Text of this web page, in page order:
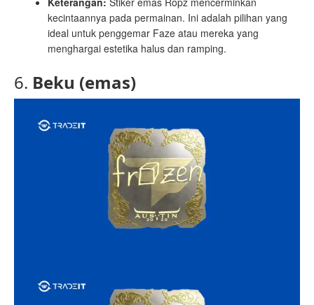
kecintaannya pada permainan. Ini adalah pilihan yang
ideal untuk penggemar Faze atau mereka yang
menghargai estetika halus dan ramping.
6. Beku (emas)